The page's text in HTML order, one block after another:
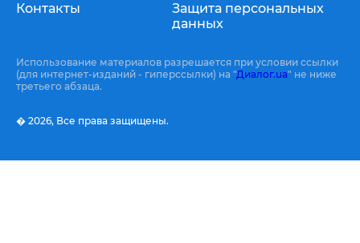
Контакты
Защита персональных
данных
Использование материалов разрешается при условии ссылки
(для интернет-изданий - гиперссылки) на "Диалог.ua" не ниже
третьего абзаца.
� 2026, Все права защищены.